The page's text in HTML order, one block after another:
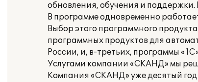
обновления, обучения и
В программе одновременно
Выбор этого программного
программных продуктов для
России, и, в-третьих, программы
Услугами компании «СКАНД» мы
Компания «СКАНД» уже десятый